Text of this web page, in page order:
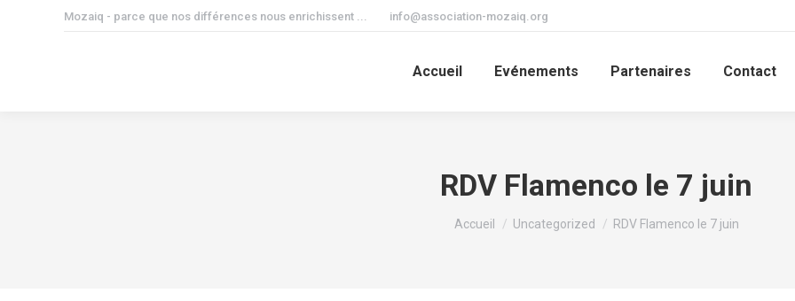
Mozaiq - parce que nos différences nous enrichissent ... info@association-mozaiq.org
Accueil Evénements Partenaires Contact
RDV Flamenco le 7 juin
Vous êtes ici :
Accueil Uncategorized RDV Flamenco le 7 juin